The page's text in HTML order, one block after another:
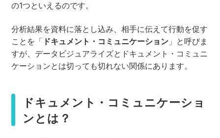
の1つといえるのです。
分析結果を資料に落とし込み、相手に伝えて行動を促す
ことを「 ドキュメント・コミュニケーション」と呼びま
すが、データビジュアライズとドキュメント・コミュニ
ケーションとは切っても切れない関係にあります。
ドキュメント・コミュニケーショ
ンとは？